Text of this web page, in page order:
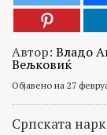
Автор: Владо
Вељковиќ
Објавено на 27
Српската